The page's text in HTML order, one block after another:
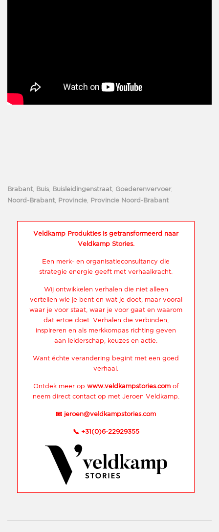
Brabant Buis Buisleidingenstraat Goederenvervoer,
Noord-Brabant Provincie Provincie Noord-Brabant
Veldkamp Produkties is getransformeerd naar
Veldkamp Stories.
Een merk- en organisatieconsultancy die
strategie energie geeft met verhaalkracht.
Wij ontwikkelen verhalen die niet alleen
vertellen wie je bent en wat je doet, maar vooral
waar je voor staat, waar je voor gaat en waarom
dat ertoe doet. Verhalen die verbinden,
inspireren en als merkkompas richting geven
aan leiderschap, keuzes en actie.
Want échte verandering begint met een goed
verhaal.
Ontdek meer op www.veldkampstories.comof
neem direct contact op met Jeroen Veldkamp.
📧 jeroen@veldkampstories.com
📞 +31(0)6-22929355